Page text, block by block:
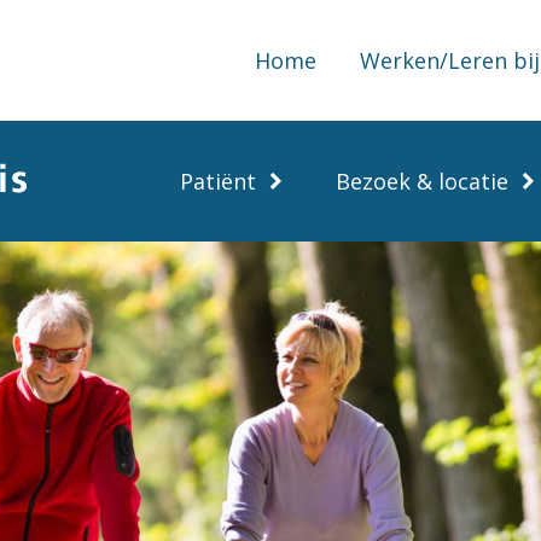
Home Werken/Leren bij
Patiënt Bezoek & locatie